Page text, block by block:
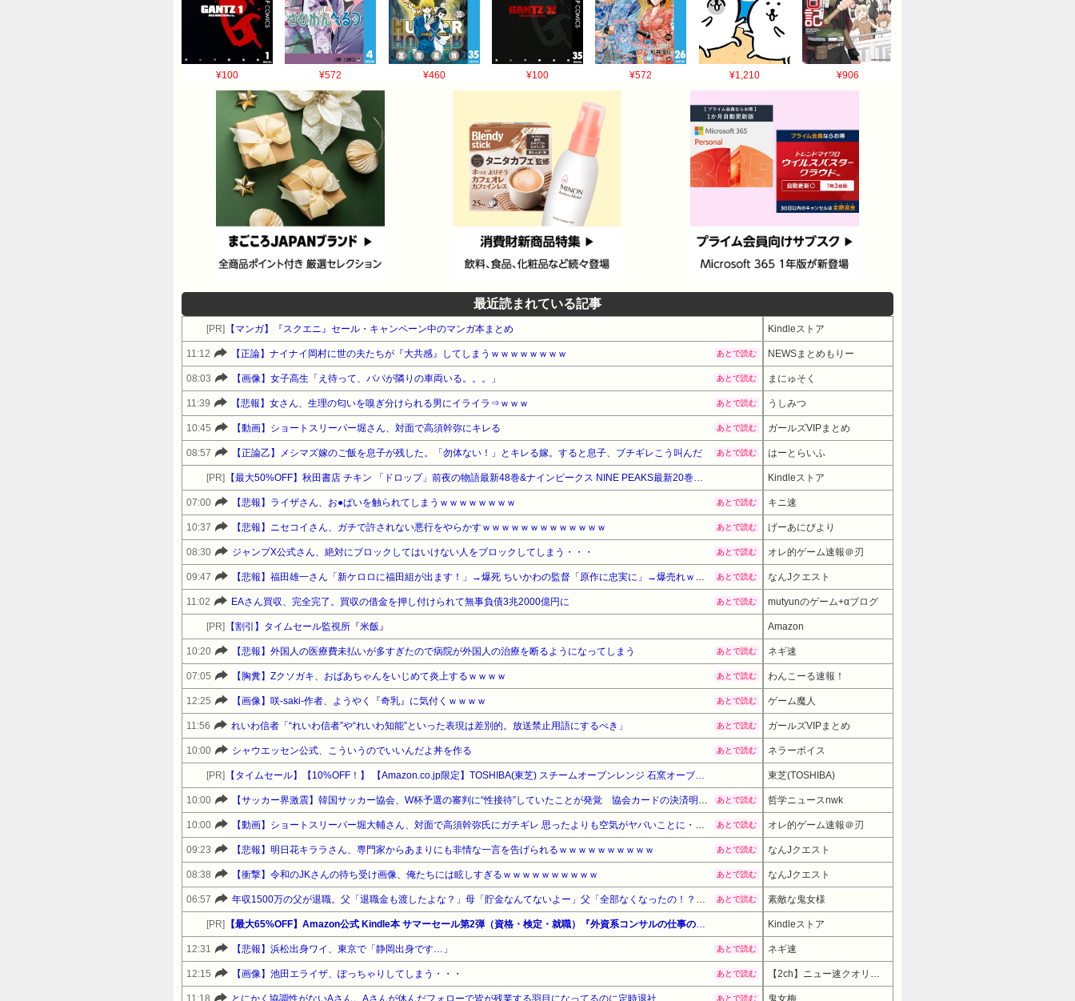
¥100 ¥572 ¥460 ¥100 ¥572 ¥1,210 ¥906
最近読まれている記事
[PR] 【マンガ】『スクエニ』セール・キャンペーン中のマンガ本まとめ Kindleストア
11:12 【正論】ナイナイ岡村に世の夫たちが『大共感』してしまうｗｗｗｗｗｗｗｗ あとで読む NEWSまとめもりー
08:03 【画像】女子高生「え待って、パパが隣りの車両いる。。。」 あとで読む まにゅそく
11:39 【悲報】女さん、生理の匂いを嗅ぎ分けられる男にイライラ⇒ｗｗｗ あとで読む うしみつ
10:45 【動画】ショートスリーパー堀さん、対面で高須幹弥にキレる あとで読む ガールズVIPまとめ
08:57 【正論乙】メシマズ嫁のご飯を息子が残した。「勿体ない！」とキレる嫁。すると息子、ブチギレこう叫んだ あとで読む はーとらいふ
[PR] 【最大50%OFF】秋田書店 チキン 「ドロップ」前夜の物語最新48巻&ナインピークス NINE PEAKS最新20巻発売! Kindleストア
07:00 【悲報】ライザさん、お●ぱいを触られてしまうｗｗｗｗｗｗｗｗ あとで読む キニ速
10:37 【悲報】ニセコイさん、ガチで許されない悪行をやらかすｗｗｗｗｗｗｗｗｗｗｗｗｗ あとで読む げーあにびより
08:30 ジャンプX公式さん、絶対にブロックしてはいけない人をブロックしてしまう・・・ あとで読む オレ的ゲーム速報＠刃
09:47 【悲報】福田雄一さん「新ケロロに福田組が出ます！」→爆死 ちいかわの監督「原作に忠実に」→爆売れｗｗｗｗｗｗｗｗｗｗ あとで読む なんJクエスト
11:02 EAさん買収、完全完了。買収の借金を押し付けられて無事負債3兆2000億円に あとで読む mutyunのゲーム+αブログ
[PR] 【割引】タイムセール監視所『米飯』 Amazon
10:20 【悲報】外国人の医療費未払いが多すぎたので病院が外国人の治療を断るようになってしまう あとで読む ネギ速
07:05 【胸糞】Zクソガキ、おばあちゃんをいじめて炎上するｗｗｗｗ あとで読む わんこーる速報！
12:25 【画像】咲-saki-作者、ようやく『奇乳』に気付くｗｗｗｗ あとで読む ゲーム魔人
11:56 れいわ信者「“れいわ信者”や“れいわ知能”といった表現は差別的。放送禁止用語にするべき」 あとで読む ガールズVIPまとめ
10:00 シャウエッセン公式、こういうのでいいんだよ丼を作る あとで読む ネラーボイス
[PR] 【タイムセール】【10%OFF！】 【Amazon.co.jp限定】TOSHIBA(東芝) スチームオーブンレンジ 石窯オーブン 23L → 25920円 （12:30時点）
東芝(TOSHIBA)
10:00 【サッカー界激震】韓国サッカー協会、W杯予選の審判に“性接待”していたことが発覚 協会カードの決済明細まで見つかる あとで読む 哲学ニュースnwk
10:00 【動画】ショートスリーパー堀大輔さん、対面で高須幹弥氏にガチギレ 思ったよりも空気がヤバいことに・・・ あとで読む オレ的ゲーム速報＠刃
09:23 【悲報】明日花キララさん、専門家からあまりにも非情な一言を告げられるｗｗｗｗｗｗｗｗｗｗ あとで読む なんJクエスト
08:38 【衝撃】令和のJKさんの待ち受け画像、俺たちには眩しすぎるｗｗｗｗｗｗｗｗｗｗ あとで読む なんJクエスト
06:57 年収1500万の父が退職。父「退職金も渡したよな？」母「貯金なんてないよー」父「全部なくなったの！？」→予想外の返事に家族騒然となり… あとで読む 素敵な鬼女様
[PR] 【最大65%OFF】Amazon公式 Kindle本 サマーセール第2弾（資格・検定・就職）『外資系コンサルの仕事の進め方』他 Kindleストア
12:31 【悲報】浜松出身ワイ、東京で「静岡出身です…」 あとで読む ネギ速
12:15 【画像】池田エライザ、ぽっちゃりしてしまう・・・ あとで読む 【2ch】ニュー速クオリティ
あとで読む